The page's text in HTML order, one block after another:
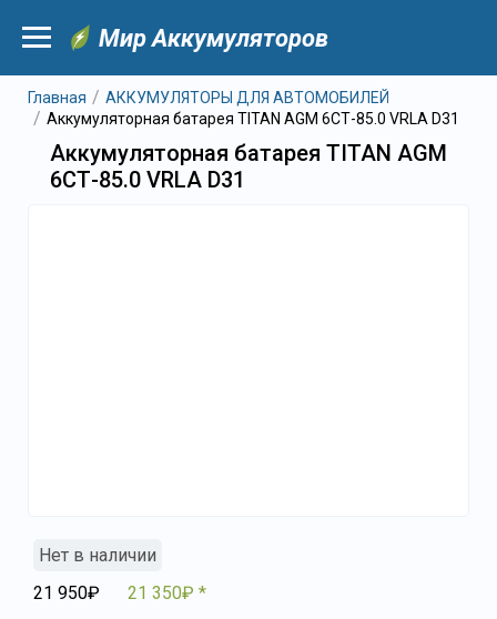
Мир Аккумуляторов
Главная
АККУМУЛЯТОРЫ ДЛЯ АВТОМОБИЛЕЙ
Аккумуляторная батарея TITAN AGM 6СТ-85.0 VRLA D31
Аккумуляторная батарея TITAN AGM
6СТ-85.0 VRLA D31
Нет в наличии
21 950₽
21 350₽